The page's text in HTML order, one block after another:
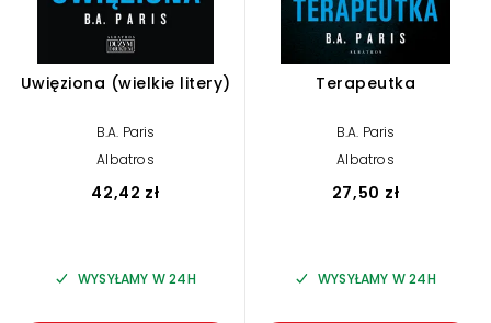
Uwięziona (wielkie litery)
B.A. Paris
Albatros
42,42 zł
WYSYŁAMY W 24H
Terapeutka
B.A. Paris
Albatros
27,50 zł
WYSYŁAMY W 24H